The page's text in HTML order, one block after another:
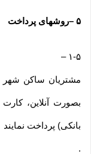
۵ –روشهای پرداخت
۱-۵ –
مشتریان ساکن شهر
بصورت آنلاین،
بانکی) پرداخت نمایند
.